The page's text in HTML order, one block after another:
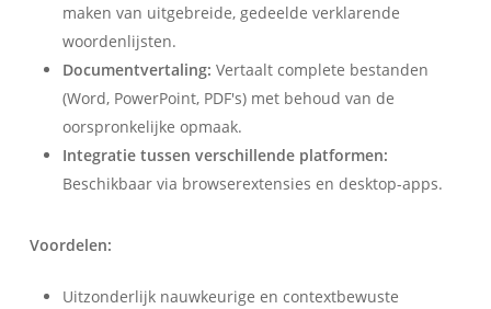
maken van uitgebreide, gedeelde verklarende
woordenlijsten.
Documentvertaling: Vertaalt complete bestanden
(Word, PowerPoint, PDF's) met behoud van de
oorspronkelijke opmaak.
Integratie tussen verschillende platformen:
Beschikbaar via browserextensies en desktop-apps.
Voordelen:
Uitzonderlijk nauwkeurige en contextbewuste